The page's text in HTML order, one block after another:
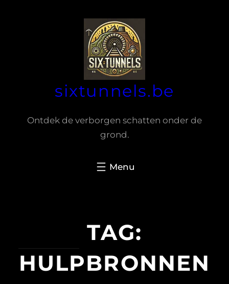
sixtunnels.be
Ontdek de verborgen schatten onder de
grond.
TAG:
HULPBRONNEN